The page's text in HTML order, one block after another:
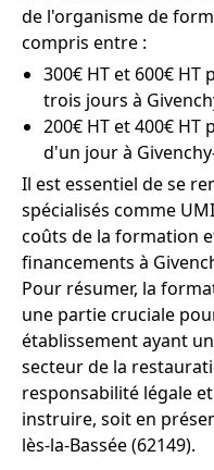
de l'organisme de
compris entre :
300€ HT et 600€
trois jours à
200€ HT et 400€
d'un jour à
Il est essentiel de se
spécialisés comme
coûts de la formation
financements à
Pour résumer, la
une partie cruciale
établissement ayant
secteur de la
responsabilité légale
instruire, soit en
lès-la-Bassée (62149).